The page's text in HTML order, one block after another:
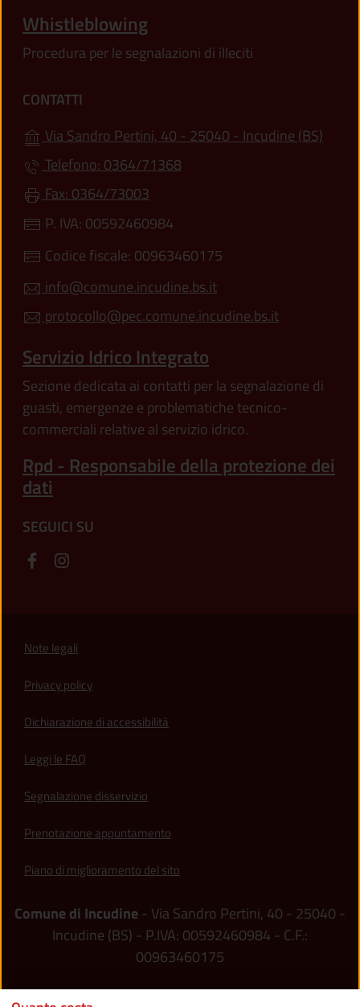
Whistleblowing
Procedura per le segnalazioni di illeciti
CONTATTI
Via Sandro Pertini, 40 - 25040 - Incudine (BS)
Telefono: 0364/71368
Fax: 0364/73003
P. IVA: 00592460984
Codice fiscale: 00963460175
info@comune.incudine.bs.it
protocollo@pec.comune.incudine.bs.it
Servizio Idrico Integrato
Sezione dedicata ai contatti per la segnalazione di
guasti, emergenze e problematiche tecnico-
commerciali relative al servizio idrico.
Rpd - Responsabile della protezione dei
dati
SEGUICI SU
Note legali
Privacy policy
Dichiarazione di accessibilità
Leggi le FAQ
Segnalazione disservizio
Prenotazione appuntamento
Piano di miglioramento del sito
Comune di Incudine- Via Sandro Pertini, 40 - 25040 -
Incudine (BS) - P.IVA: 00592460984 - C.F.:
00963460175